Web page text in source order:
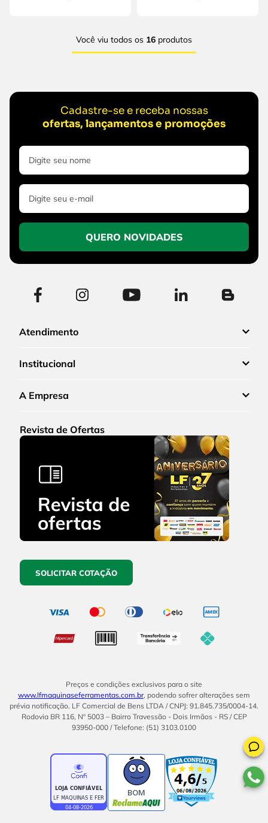
Você viu todos os 16 produtos
Cadastre-se e receba nossas
ofertas, lançamentos e promoções
QUERO NOVIDADES
Atendimento
Institucional
A Empresa
Revista de Ofertas
SOLICITAR COTAÇÃO
Preços e condições exclusivos para o site
www.lfmaquinaseferramentas.com.br, podendo sofrer alterações sem
prévia notificação. LF Comercial de Bens LTDA / CNPJ: 91.845.735/0004-14.
Rodovia BR 116, Nº 5003 – Bairro Travessão - Dois Irmãos - RS / CEP
93950-000 / Telefone: (51) 3103.0100
BOM